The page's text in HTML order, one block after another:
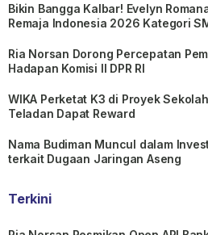
Bikin Bangga Kalbar! Evelyn
Remaja Indonesia 2026 Kategori
Ria Norsan Dorong Percepatan
Hadapan Komisi II DPR RI
WIKA Perketat K3 di Proyek
Teladan Dapat Reward
Nama Budiman Muncul dalam
terkait Dugaan Jaringan Aseng
Terkini